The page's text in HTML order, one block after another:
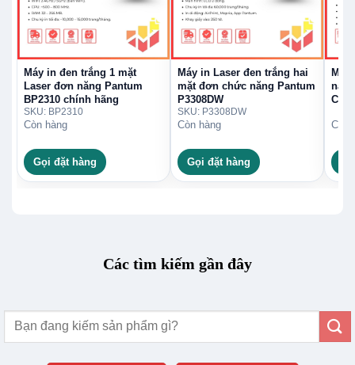
Máy in đen trắng 1 mặt
Laser đơn năng Pantum
BP2310 chính hãng
SKU: BP2310
Còn hàng
Gọi đặt hàng
Máy in Laser đen trắng hai
mặt đơn chức năng Pantum
P3308DW
SKU: P3308DW
Còn hàng
Gọi đặt hàng
Còn
Các tìm kiếm gần đây
Tìm